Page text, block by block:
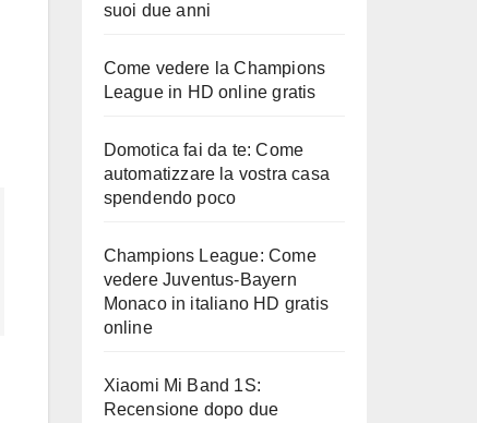
suoi due anni
Come vedere la Champions
League in HD online gratis
Domotica fai da te: Come
automatizzare la vostra casa
spendendo poco
Champions League: Come
vedere Juventus-Bayern
Monaco in italiano HD gratis
online
Xiaomi Mi Band 1S:
Recensione dopo due